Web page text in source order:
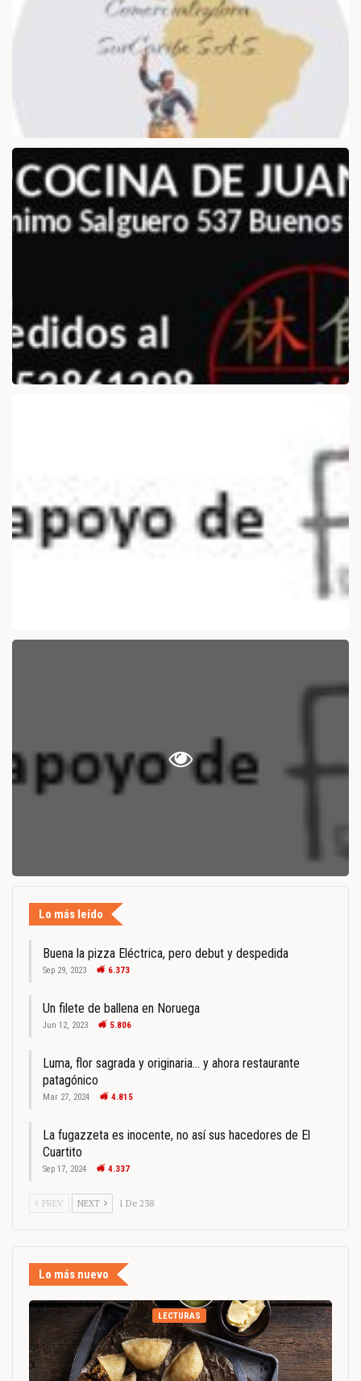
Lo más leído
Buena la pizza Eléctrica, pero debut y despedida
Sep 29, 2023 6.373
Un filete de ballena en Noruega
Jun 12, 2023 5.806
Luma, flor sagrada y originaria… y ahora restaurante
patagónico
Mar 27, 2024 4.815
La fugazzeta es inocente, no así sus hacedores de El
Cuartito
Sep 17, 2024 4.337
PREV NEXT 1 De 238
Lo más nuevo
LECTURAS